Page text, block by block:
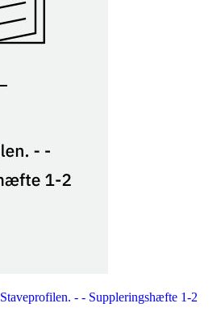
Staveprofilen. - - Suppleringshæfte 1-2